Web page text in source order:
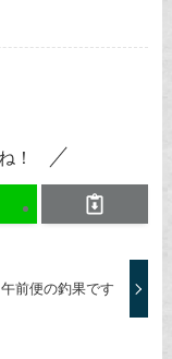
！
前便の釣果です